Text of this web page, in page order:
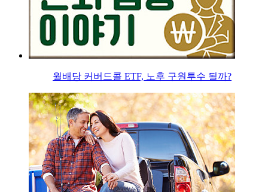
월배당 커버드콜 ETF, 노후 구원투수 될까?